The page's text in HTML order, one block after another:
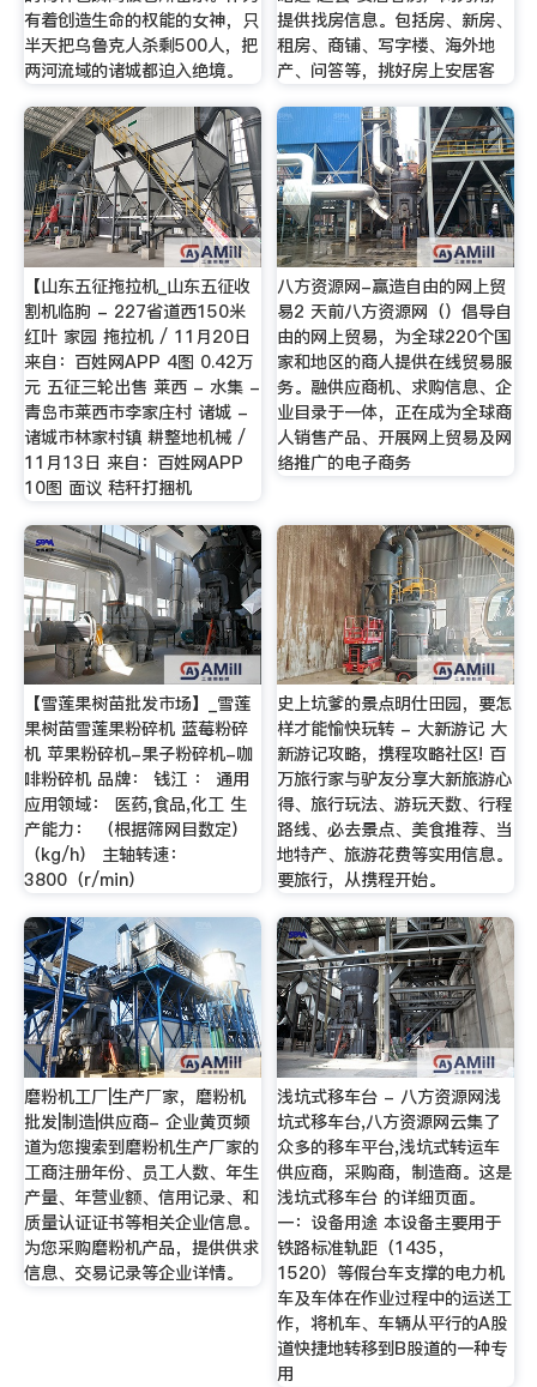
有着创造生命的权能的女神，只
半天把乌鲁克人杀剩500人，把
两河流域的诸城都迫入绝境。
提供找房信息。包括房、新房、
租房、商铺、写字楼、海外地
产、问答等，挑好房上安居客
【山东五征拖拉机_山东五征收
割机临朐 - 227省道西150米
红叶 家园 拖拉机 / 11月20日
来自：百姓网APP 4图 0.42万
元 五征三轮出售 莱西 - 水集 -
青岛市莱西市李家庄村 诸城 -
诸城市林家村镇 耕整地机械 /
11月13日 来自：百姓网APP
10图 面议 秸秆打捆机
八方资源网-赢造自由的网上贸
易2 天前八方资源网（）倡导自
由的网上贸易，为全球220个国
家和地区的商人提供在线贸易服
务。融供应商机、求购信息、企
业目录于一体，正在成为全球商
人销售产品、开展网上贸易及网
络推广的电子商务
【雪莲果树苗批发市场】_雪莲
果树苗雪莲果粉碎机 蓝莓粉碎
机 苹果粉碎机-果子粉碎机-咖
啡粉碎机 品牌： 钱江 ： 通用
应用领域： 医药,食品,化工 生
产能力： （根据筛网目数定）
（kg/h） 主轴转速：
3800（r/min）
史上坑爹的景点明仕田园，要怎
样才能愉快玩转 - 大新游记 大
新游记攻略，携程攻略社区! 百
万旅行家与驴友分享大新旅游心
得、旅行玩法、游玩天数、行程
路线、必去景点、美食推荐、当
地特产、旅游花费等实用信息。
要旅行，从携程开始。
磨粉机工厂|生产厂家，磨粉机
批发|制造|供应商- 企业黄页频
道为您搜索到磨粉机生产厂家的
工商注册年份、员工人数、年生
产量、年营业额、信用记录、和
质量认证证书等相关企业信息。
为您采购磨粉机产品，提供供求
信息、交易记录等企业详情。
浅坑式移车台 - 八方资源网浅
坑式移车台,八方资源网云集了
众多的移车平台,浅坑式转运车
供应商，采购商，制造商。这是
浅坑式移车台 的详细页面。
一：设备用途 本设备主要用于
铁路标准轨距（1435，
1520）等假台车支撑的电力机
车及车体在作业过程中的运送工
作，将机车、车辆从平行的A股
道快捷地转移到B股道的一种专
用